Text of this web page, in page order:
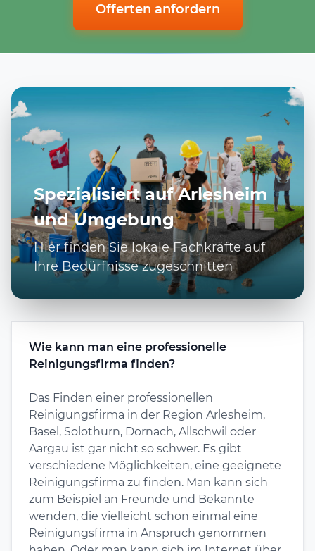
Offerten anfordern
Spezialisiert auf Arlesheim
und Umgebung
Hier finden Sie lokale Fachkräfte auf
Ihre Bedürfnisse zugeschnitten
Wie kann man eine professionelle
Reinigungsfirma finden?
Das Finden einer professionellen
Reinigungsfirma in der Region Arlesheim,
Basel, Solothurn, Dornach, Allschwil oder
Aargau ist gar nicht so schwer. Es gibt
verschiedene Möglichkeiten, eine geeignete
Reinigungsfirma zu finden. Man kann sich
zum Beispiel an Freunde und Bekannte
wenden, die vielleicht schon einmal eine
Reinigungsfirma in Anspruch genommen